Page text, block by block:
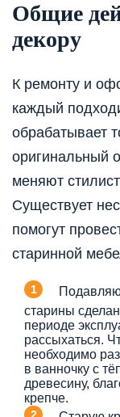
Общие
декору
К ремонту и
каждый
обрабатывает
оригинальный
меняют
Существует
помогут
старинной
старины
периоде
рассыхаться.
необходимо
в ванночку с
древесину,
крепче.